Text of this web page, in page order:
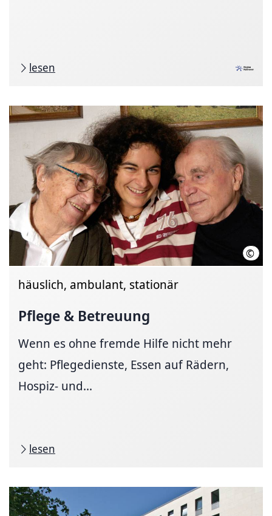
lesen
©
häuslich, ambulant, stationär
Pflege & Betreuung
Wenn es ohne fremde Hilfe nicht mehr
geht: Pflegedienste, Essen auf Rädern,
Hospiz- und...
lesen